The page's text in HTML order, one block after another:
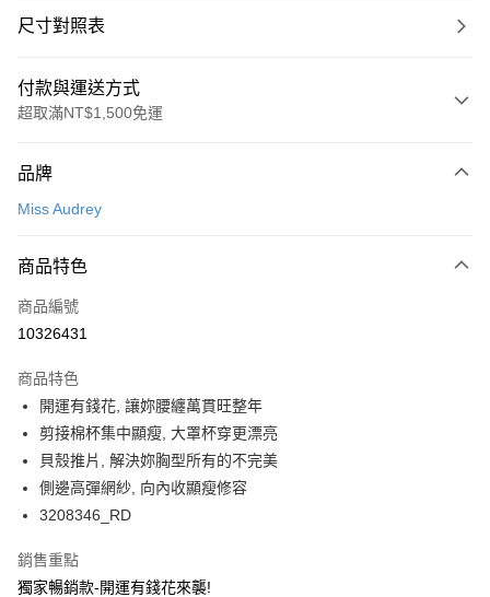
尺寸對照表
付款與運送方式
超取滿NT$1,500免運
信用卡一次付款
LINE Pay
Apple Pay
Google Pay
全支付
全盈+PAY
AFTEE先享後付
【關於「AFTEE先享後付」】
AFTEE先享後付是「在收到商品之後才付款」的支付方式。 讓您購物簡單
ATM付款
品牌
Miss Audrey
商品特色
商品編號
10326431
商品特色
開運有錢花, 讓妳腰纏萬貫旺整年
剪接棉杯集中顯瘦, 大罩杯穿更漂亮
貝殼推片, 解決妳胸型所有的不完美
側邊高彈網紗, 向內收顯瘦修容
3208346_RD
銷售重點
獨家暢銷款-開運有錢花來襲!